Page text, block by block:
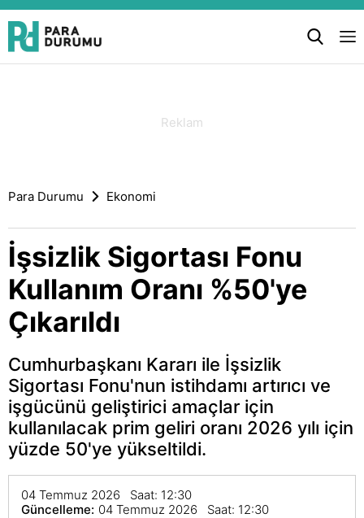
Para Durumu Ekonomi
İşsizlik Sigortası Fonu
Kullanım Oranı %50'ye
Çıkarıldı
Cumhurbaşkanı Kararı ile İşsizlik
Sigortası Fonu'nun istihdamı artırıcı ve
işgücünü geliştirici amaçlar için
kullanılacak prim geliri oranı 2026 yılı için
yüzde 50'ye yükseltildi.
04 Temmuz 2026 Saat: 12:30
Güncelleme: 04 Temmuz 2026 Saat: 12:30